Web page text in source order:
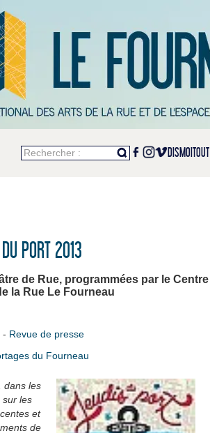
Rechercher : DISMOITOUT
PORT 2013
de Rue, programmées par le Centre
la Rue Le Fourneau
- Revue de presse
du Fourneau
dans les
sur les
et
de